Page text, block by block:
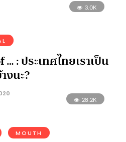
3.0K
: ประเทศไทยเราเป็น
งนะ?
28.2K
MOUTH